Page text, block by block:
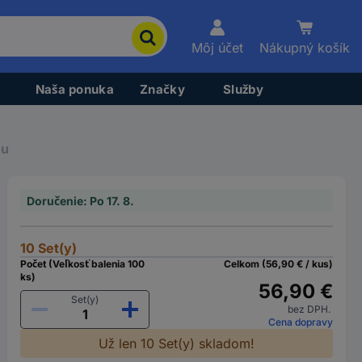
Môj účet Nákupný košík
Naša ponuka Značky Služby
Doručenie: Po 17. 8.
10 Set(y)
Počet (Veľkosť balenia 100
ks)
Set(y)
Celkom (56,90 € / kus)
56,90 €
bez DPH.
Cena dopravy
Už len 10 Set(y) skladom!